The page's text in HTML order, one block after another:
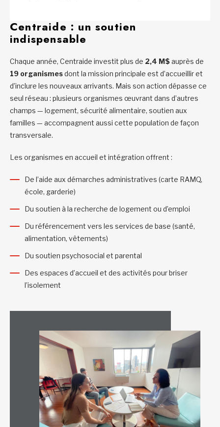
Centraide : un soutien
indispensable
Chaque année, Centraide investit plus de 2,4 M$auprès de
19 organismesdont la mission principale est d’accueillir et
d’inclure les nouveaux arrivants. Mais son action dépasse ce
seul réseau : plusieurs organismes œuvrant dans d’autres
champs — logement, sécurité alimentaire, soutien aux
familles — accompagnent aussi cette population de façon
transversale.
Les organismes en accueil et intégration offrent :
De l’aide aux démarches administratives (carte RAMQ,
école, garderie)
Du soutien à la recherche de logement ou d’emploi
Du référencement vers les services de base (santé,
alimentation, vêtements)
Du soutien psychosocial et parental
Des espaces d’accueil et des activités pour briser
l’isolement